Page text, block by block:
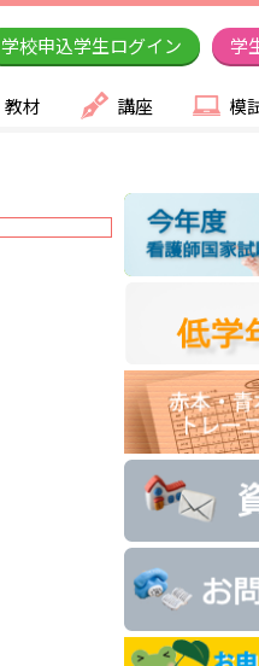
学校申込学生ログイン 学
教材 講座 模